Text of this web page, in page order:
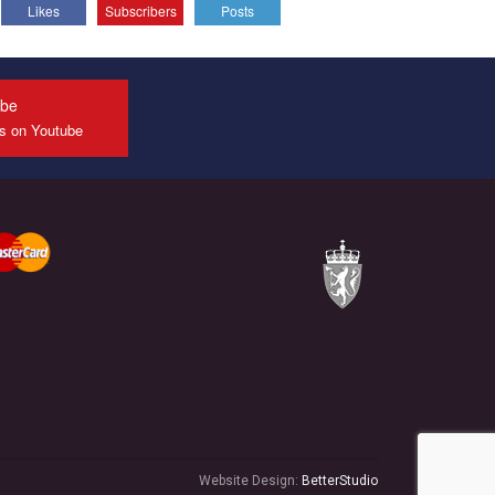
All you have to do is to press "Like" below the
Эмоционально сильный ролик от команды "Гей-
конкурсе международной организации PACT на
развития организации.
дискриминацией на почве СОГИ в Украине.
Все, что вам нужно сделать - это зайти на наш
канал YouTube по этой ссылке и поставить лайк
Likes Subscribers Posts
on Youtube
Website Design: BetterStudio